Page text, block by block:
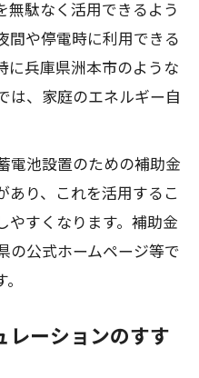
無駄なく活用できるよう
間や停電時に利用できる
に兵庫県洲本市のような
は、家庭のエネルギー自
電池設置のための補助金
あり、これを活用するこ
やすくなります。補助金
の公式ホームページ等で
レーションのすす